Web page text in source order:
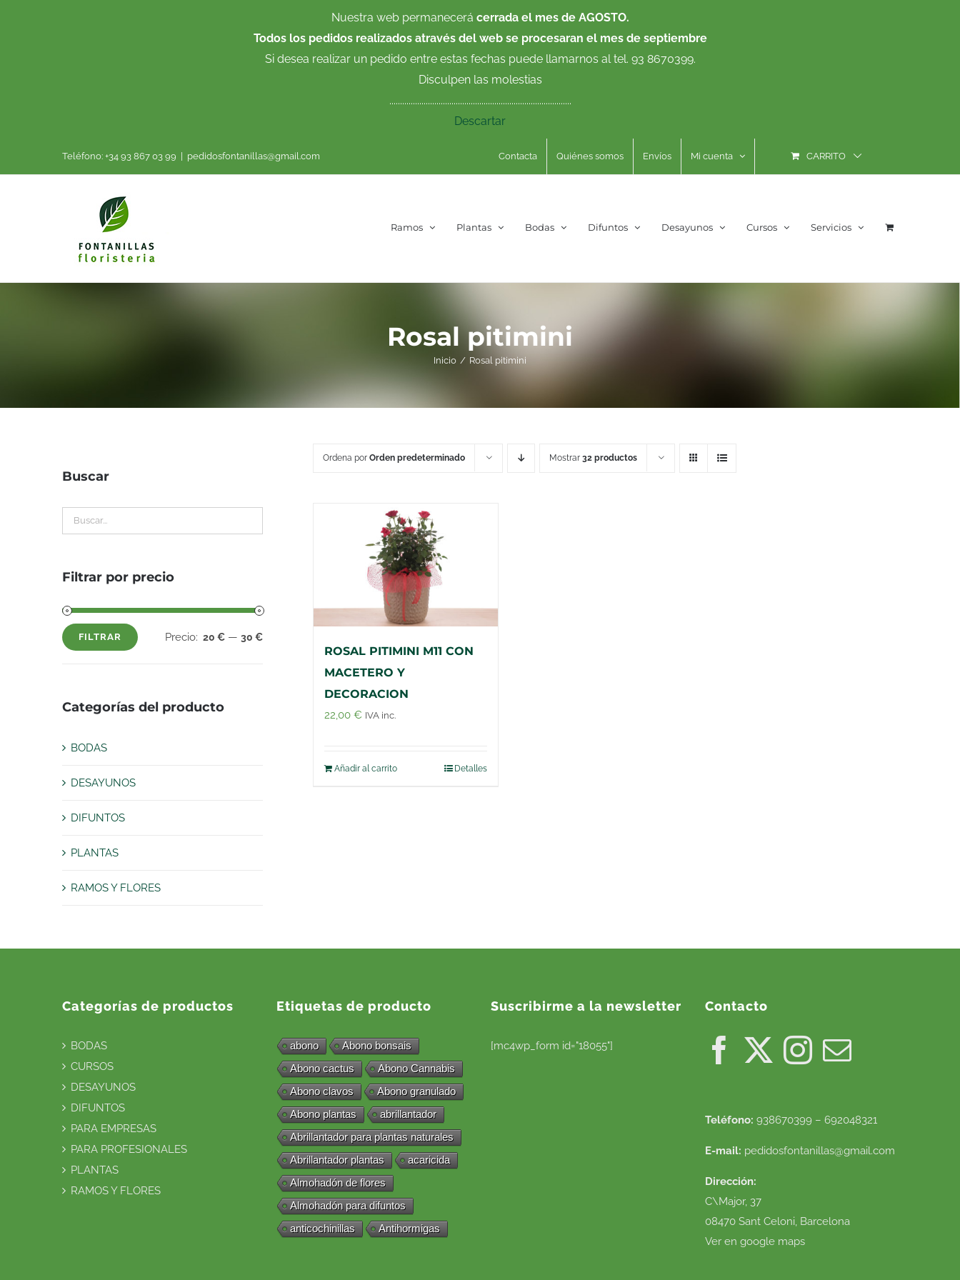
Nuestra web permanecerá cerrada el mes de AGOSTO.
Todos los pedidos realizados através del web se procesaran el mes de septiembre
Si desea realizar un pedido entre estas fechas puede llamarnos al tel. 93 8670399.
Disculpen las molestias
.....................................................................................
Descartar
Teléfono: +34 93 867 03 99 pedidosfontanillas@gmail.com Contacta Quiénes somos Envíos Mi cuenta CARRITO
Ramos Plantas Bodas Difuntos Desayunos Cursos Servicios
Rosal pitimini
Inicio Rosal pitimini
Ordena por Orden predeterminado Mostrar 32 productos
ROSAL PITIMINI M11 CON
MACETERO Y
DECORACION
22,00 € IVA inc.
Añadir al carrito Detalles
Buscar
Filtrar por precio
Precio
Precio
FILTRAR Precio: 20 €— 30 €
Categorías del producto
BODAS
DESAYUNOS
DIFUNTOS
PLANTAS
RAMOS Y FLORES
Categorías de productos
BODAS
CURSOS
DESAYUNOS
DIFUNTOS
PARA EMPRESAS
PARA PROFESIONALES
PLANTAS
RAMOS Y FLORES
Etiquetas de producto
abono
Abono bonsais
Abono cactus
Abono Cannabis
Abono clavos
Abono granulado
Abono plantas
abrillantador
Abrillantador para plantas naturales
Abrillantador plantas
acaricida
Almohadón de flores
Almohadón para difuntos
anticochinillas
Antihormigas
Suscribirme a la newsletter
[mc4wp_form id="18055"]
Contacto
Teléfono: 938670399 – 692048321
E-mail: pedidosfontanillas@gmail.com
Dirección:
C\Major, 37
08470 Sant Celoni, Barcelona
Ver en google maps